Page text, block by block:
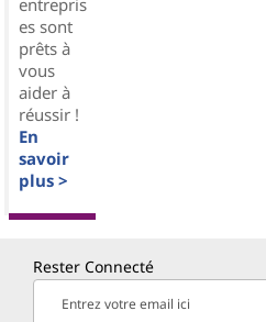
es sont
prêts à
vous
aider à
réussir !
En
savoir
plus >
Rester Connecté
Entrez votre email ici